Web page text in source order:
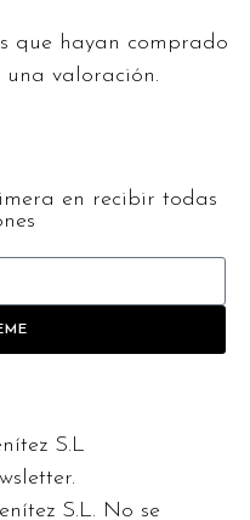
que hayan comprado
una valoración.
en recibir todas
S.L
S.L. No se